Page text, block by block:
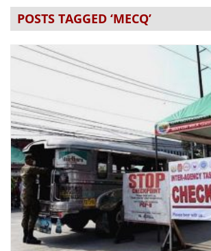
POSTS TAGGED ‘MECQ’